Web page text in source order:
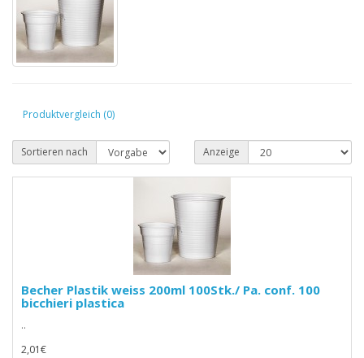
Produktvergleich (0)
Sortieren nach Anzeige
Becher Plastik weiss 200ml 100Stk./ Pa. conf. 100
bicchieri plastica
..
2,01€